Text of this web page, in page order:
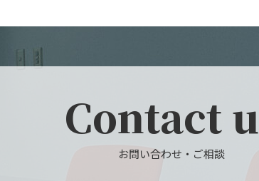
Contact
お問い合わせ・ご相談